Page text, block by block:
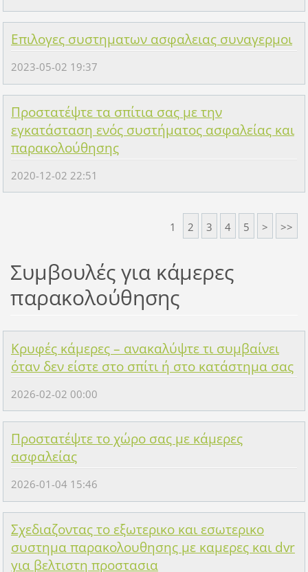
Επιλογες συστηματων ασφαλειας συναγερμοι
2023-05-02 19:37
Προστατέψτε τα σπίτια σας με την
εγκατάσταση ενός συστήματος ασφαλείας και
παρακολούθησης
2020-12-02 22:51
1 2 3 4 5 > >>
Συμβουλές για κάμερες
παρακολούθησης
Κρυφές κάμερες – ανακαλύψτε τι συμβαίνει
όταν δεν είστε στο σπίτι ή στο κατάστημα σας
2026-02-02 00:00
Προστατέψτε το χώρο σας με κάμερες
ασφαλείας
2026-01-04 15:46
Σχεδιαζοντας το εξωτερικο και εσωτερικο
συστημα παρακολουθησης με καμερες και dvr
για βελτιστη προστασια